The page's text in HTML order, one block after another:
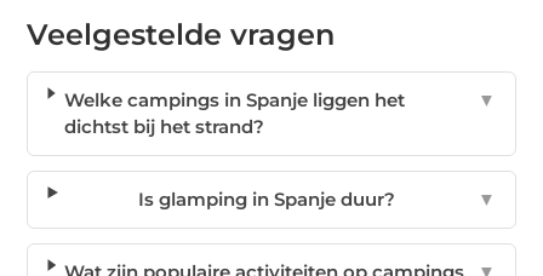
Veelgestelde vragen
Welke campings in Spanje liggen het
dichtst bij het strand?
▼
Is glamping in Spanje duur? ▼